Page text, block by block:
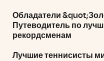
Обладатели
Путеводитель по
рекордсменам
Лучшие теннисисты